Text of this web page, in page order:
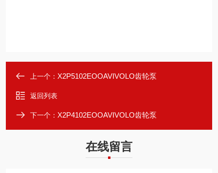
上一个： X2P5102EOOAVIVOLO齿轮泵
返回列表
下一个： X2P4102EOOAVIVOLO齿轮泵
在线留言